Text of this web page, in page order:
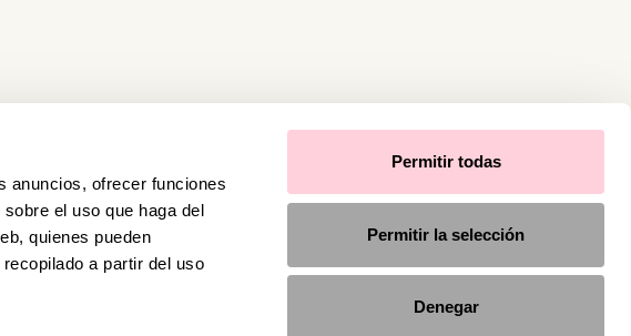
anuncios, ofrecer funciones
el uso que haga del
quienes pueden
a partir del uso
Permitir todas
Permitir la selección
Denegar